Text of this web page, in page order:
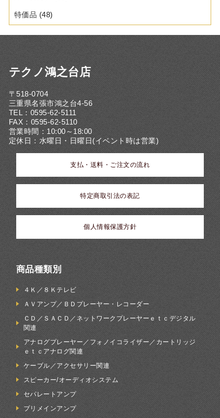
特価品 (48)
テクノ鴻之台店
〒518-0704
三重県名張市鴻之台4-56
TEL：0595-62-5111
FAX：0595-62-5110
営業時間：10:00～18:00
定休日：水曜日・日曜日(イベント時は営業)
支払・送料・ご注文の流れ
特定商取引法の表記
個人情報保護方針
商品種類別
４Ｋ／８Ｋテレビ
ＡＶアンプ／ＢＤプレーヤー・レコーダー
ＣＤ／ＳＡＣＤ／ネットワークプレーヤーｅｔｃデジタル
関連
アナログプレーヤー／フォノイコライザー／カートリッジ
ｅｔｃアナログ関連
ケーブル／アクセサリー関連
スピーカー/オーディオシステム
セパレートアンプ
プリメインアンプ